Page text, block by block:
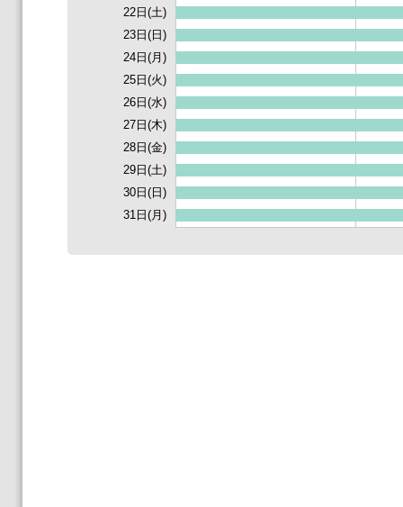
22日(土)
23日(日)
24日(月)
25日(火)
26日(水)
27日(木)
28日(金)
29日(土)
30日(日)
31日(月)